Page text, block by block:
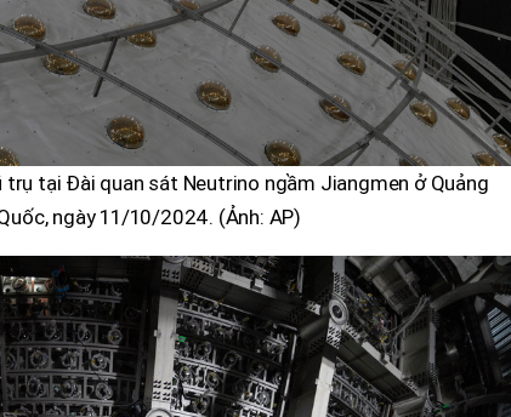
trụ tại Đài quan sát Neutrino ngầm Jiangmen ở Quảng
ngày 11/10/2024. (Ảnh: AP)